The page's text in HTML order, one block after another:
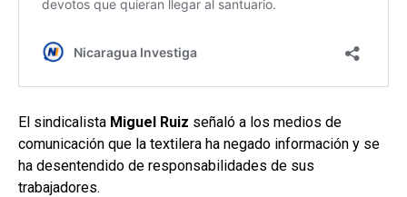
El sindicalista Miguel Ruiz señaló a los medios de
comunicación que la textilera ha negado información y se
ha desentendido de responsabilidades de sus
trabajadores.